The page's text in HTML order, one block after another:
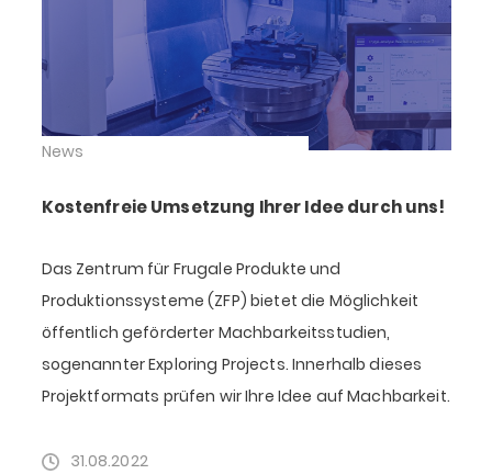
News
Kostenfreie Umsetzung Ihrer Idee durch uns!
Das Zentrum für Frugale Produkte und
Produktionssysteme (ZFP) bietet die Möglichkeit
öffentlich geförderter Machbarkeitsstudien,
sogenannter Exploring Projects. Innerhalb dieses
Projektformats prüfen wir Ihre Idee auf Machbarkeit.
31.08.2022